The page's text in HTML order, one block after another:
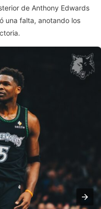
de Anthony Edwards
una falta, anotando los